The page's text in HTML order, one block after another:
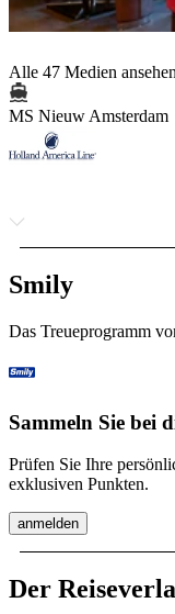
Alle 47 Medien ansehen
MS Nieuw Amsterdam
Smily
Das Treueprogramm
Sammeln Sie bei
Prüfen Sie Ihre
exklusiven Punkten.
anmelden
Der